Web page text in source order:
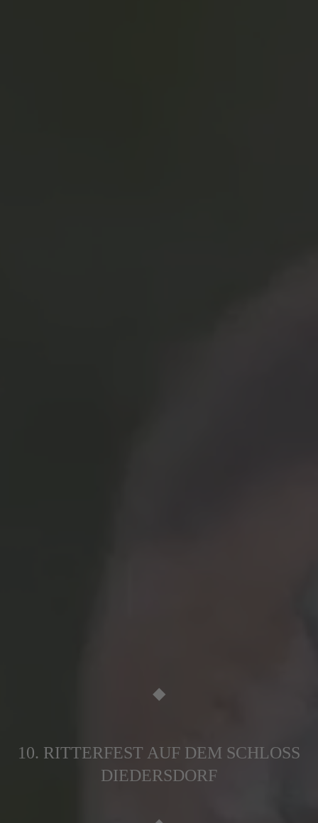
◆
10. RITTERFEST AUF DEM SCHLOSS
DIEDERSDORF